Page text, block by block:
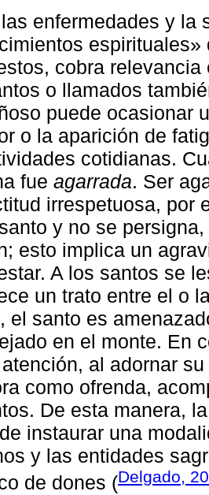
enfermedades y la
cobra
o llamados
puede ocasionar
o la aparición de
cotidianas.
fue agarrada. Ser
irrespetuosa, por
y no se
esto implica un
A los santos se
un trato entre el o
el santo es
en el monte. En
al adornar
como ofrenda,
De esta manera,
instaurar una
y las entidades
de dones (Delgado,